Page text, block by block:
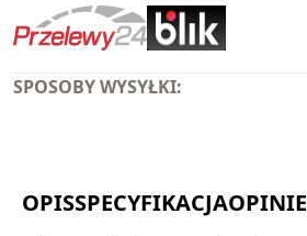
SPOSOBY WYSYŁKI:
OPISSPECYFIKACJAOPINIE